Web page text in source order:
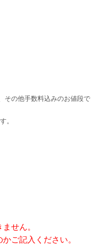
その他手数料込みのお値段で
。
せん。
ご記入ください。